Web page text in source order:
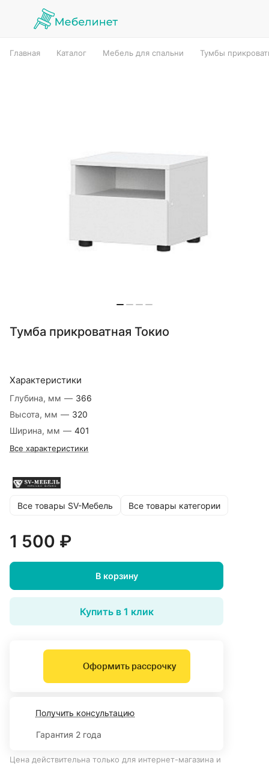
Главная Каталог Мебель для спальни Тумбы
Тумба прикроватная Токио
Характеристики
Глубина, мм — 366
Высота, мм — 320
Ширина, мм — 401
Все характеристики
Все товары SV-Мебель Все товары категории
1 500 ₽
В корзину
Купить в 1 клик
Оформить рассрочку
Получить консультацию
Гарантия 2 года
Цена действительна только для интернет-магазина и